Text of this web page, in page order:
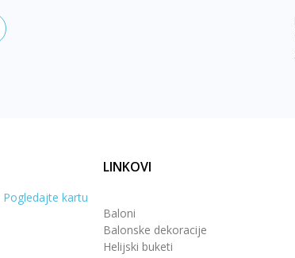
Pogledajte kartu
LINKOVI
Baloni
Balonske dekoracije
Helijski buketi